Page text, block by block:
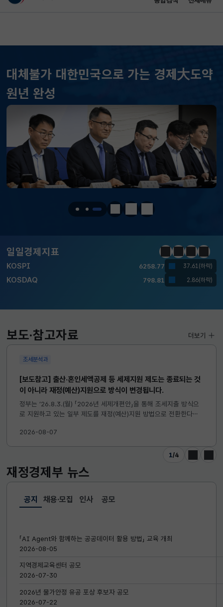
대체불가 대한민국으로 가는 경제大도약
원년 완성
정지 이전 다음
일일경제지표
KOSPI 6258.77 37.61(하락)
KOSDAQ
국고채(3년) 3.746 0.004(상승)
달러-원 1417.7000 6.1000(하락)
KOSPI 6258.77 37.61(하락)
KOSDAQ 798.81 2.86(하락)
KOSPI 6258.77 37.61(하락)
KOSDAQ 798.81 2.86(하락)
국고채(3년)
정지이전다음일일경
보도·참고자료
조세분석과
[보도참고] 출산·혼인세액공제 등 세제지원 제도는 종료되는 것
이 아니라 재정(예산)지원으로 방식이 변경됩니다.
정부는 ’26.8.3.(월) 「2026년 세제개편안」을 통해 조세지출 방식으
로 지원하고 있는 일부 제도를 재정(예산)지원 방법으로 전환한다고
2026-08-07
1/4
이전 다음
더보기
재정경제부 뉴스
공지
선택됨
공지
「AI Agent와 함께하는 공공데이터 활용 방법」 교육 개최
2026-08-05
지역경제교육센터 공모
2026-07-30
2026년 물가안정 유공 포상 후보자 공모
2026-07-22
채용·모집 인사 공모